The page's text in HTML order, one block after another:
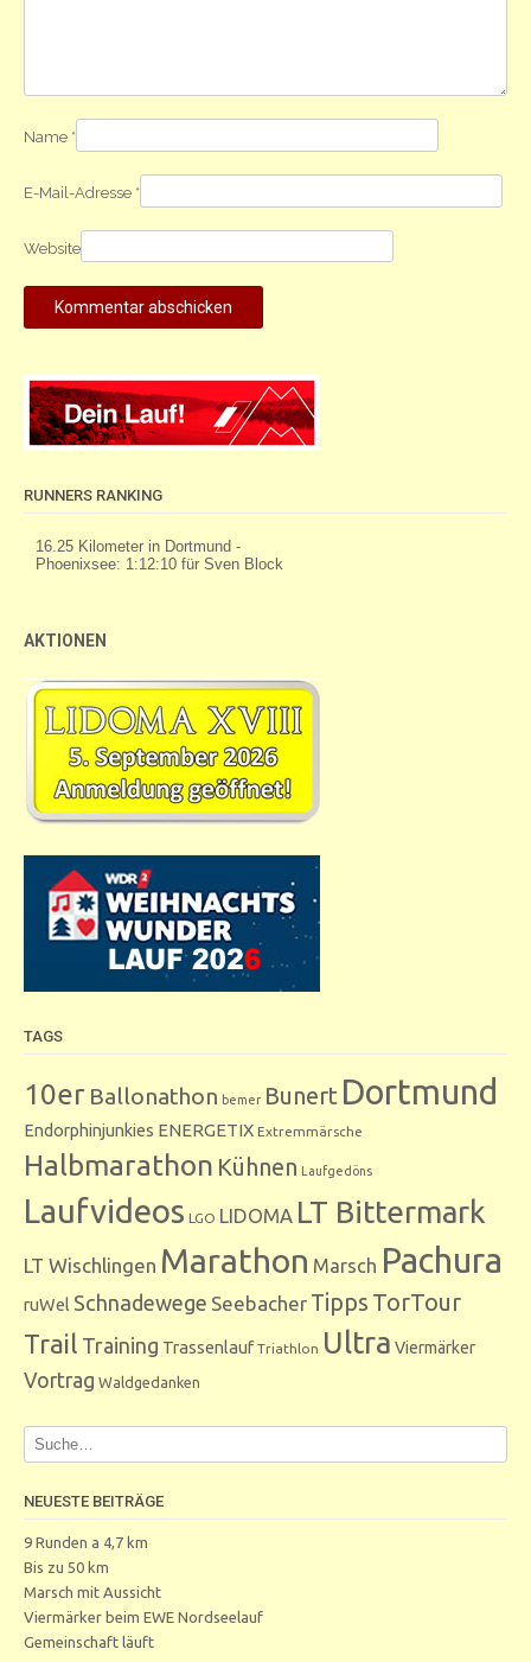
Name *
E-Mail-Adresse *
Website
RUNNERS RANKING
AKTIONEN
TAGS
10er Ballonathon bemer Bunert Dortmund
Endorphinjunkies ENERGETIX Extremmärsche
Halbmarathon Kühnen Laufgedöns
Laufvideos LGO LIDOMA LT Bittermark
LT Wischlingen Marathon Marsch Pachura
ruWel Schnadewege Seebacher Tipps TorTour
Trail Training Trassenlauf Triathlon Ultra Viermärker
Vortrag Waldgedanken
NEUESTE BEITRÄGE
9 Runden a 4,7 km
Bis zu 50 km
Marsch mit Aussicht
Viermärker beim EWE Nordseelauf
Gemeinschaft läuft